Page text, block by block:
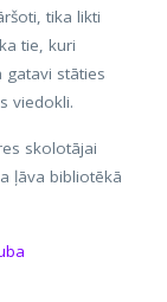
tika likti
tie, kuri
gatavi stāties
viedokli.
skolotājai
ļāva bibliotēkā